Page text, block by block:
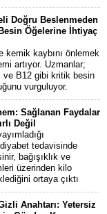
Doğru Beslenmeden
Öğelerine İhtiyaç
kemik kaybını önlemek
artıyor. Uzmanlar;
B12 gibi kritik besin
vurguluyor.
Sağlanan Faydalar
Değil
tedavisinde
bağışıklık ve
üzerinden kilo
ortaya çıktı
Anahtarı: Yetersiz